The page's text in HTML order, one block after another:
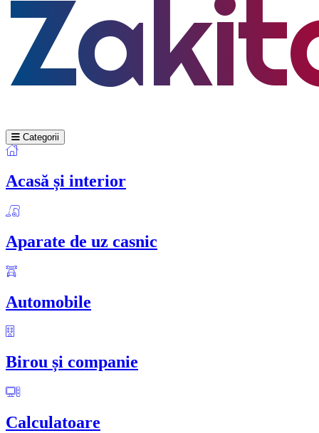
Categorii
Acasă și interior
Aparate de uz casnic
Automobile
Birou și companie
Calculatoare